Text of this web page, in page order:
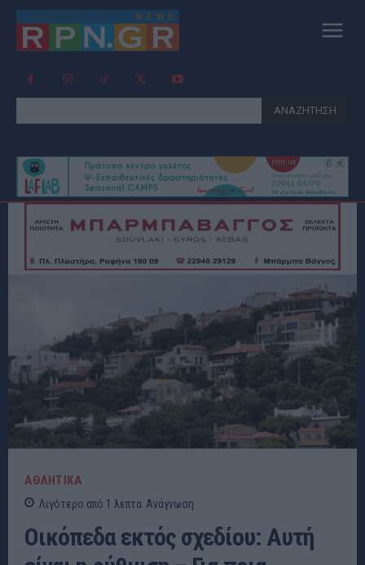
ΑΝΑΖΗΤΗΣΗ
ΑΘΛΗΤΙΚΑ
Λιγότερο από 1 λεπτα Ανάγνωση
Οικόπεδα εκτός σχεδίου: Αυτή